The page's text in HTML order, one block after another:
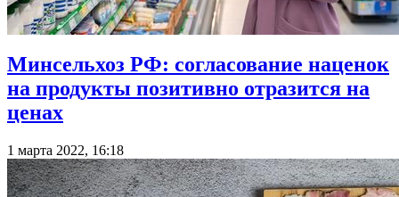
Минсельхоз РФ: согласование наценок
на продукты позитивно отразится на
ценах
1 марта 2022, 16:18